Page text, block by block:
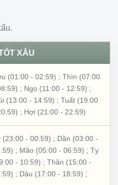
XẤU
(01:00 - 02:59) ; Thìn (07:00
; Ngọ (11:00 - 12:59) ;
(13:00 - 14:59) ; Tuất (19:00
; Hợi (21:00 - 22:59)
(23:00 - 00:59) ; Dần (03:00 -
; Mão (05:00 - 06:59) ; Tỵ
- 10:59) ; Thân (15:00 -
; Dậu (17:00 - 18:59) ;